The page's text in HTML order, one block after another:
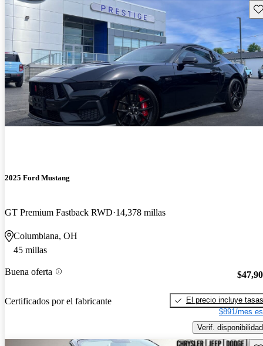
2025 Ford Mustang
GT Premium Fastback RWD 14,378 millas
Columbiana, OH
45 millas
Buena oferta
Certificados por el fabricante
El precio incluye tasas
$891/mes
Verif. disponibilidad